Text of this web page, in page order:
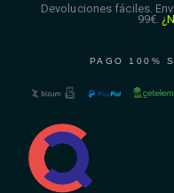
Devoluciones fáciles.
99€.
PAGO 100%